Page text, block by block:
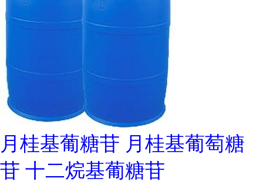
月桂基葡糖苷 月桂基葡萄糖
苷 十二烷基葡糖苷